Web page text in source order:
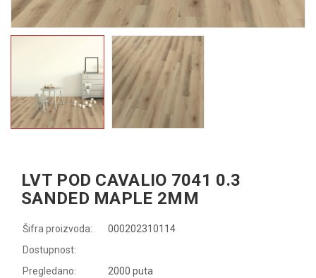
LVT POD CAVALIO 7041 0.3
SANDED MAPLE 2MM
Šifra proizvoda:
000202310114
Dostupnost:
Pregledano:
2000 puta